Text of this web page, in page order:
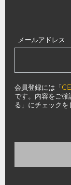
メールアドレス
会員登録には「
です。内容をご
る」にチェックを